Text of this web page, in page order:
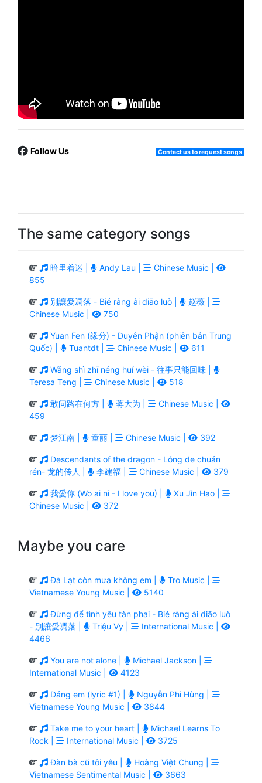
Follow Us Contact us to request songs
The same category songs
暗里着迷 | Andy Lau |
Chinese Music |
855
別讓愛凋落 - Bié ràng ài diāo luò |
赵薇 |
Chinese Music |
750
Yuan Fen (缘分) - Duyên Phận (phiên bản Trung
Quốc) |
Tuantdt | Chinese Music | 611
Wǎng shì zhī néng huí wèi - 往事只能回味 |
Teresa Teng |
Chinese Music | 518
敢问路在何方 | 蒋大为 |
Chinese Music |
459
梦江南 | 童丽 | Chinese Music | 392
Descendants of the dragon - Lóng de chuán
rén- 龙的传人 |
李建福 | Chinese Music | 379
我愛你 (Wo ai ni - I love you) |
Xu Jìn Hao |
Chinese Music |
372
Maybe you care
Đà Lạt còn mưa không em |
Tro Music |
Vietnamese Young Music |
5140
Đừng để tình yêu tàn phai - Bié ràng ài diāo luò
- 別讓愛凋落 |
Triệu Vy |
International Music |
4466
You are not alone |
Michael Jackson |
International Music |
4123
Dáng em (lyric #1) |
Nguyễn Phi Hùng |
Vietnamese Young Music |
3844
Take me to your heart |
Michael Learns To
Rock |
International Music | 3725
Đàn bà cũ tôi yêu |
Hoàng Việt Chung |
Vietnamese Sentimental Music |
3663